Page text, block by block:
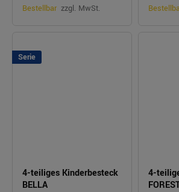
Bestellbar zzgl. MwSt.
Serie
4-teiliges Kinderbesteck
BELLA
4-